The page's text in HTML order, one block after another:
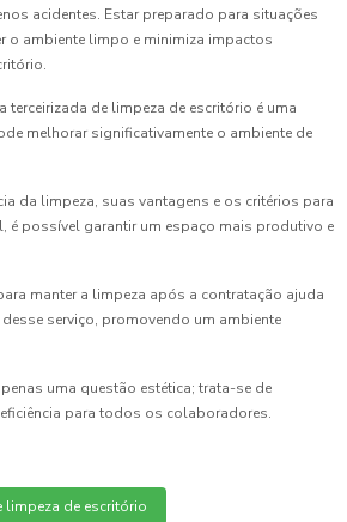
acidentes. Estar preparado para situações
o ambiente limpo e minimiza impactos
terceirizada de limpeza de escritório é uma
melhorar significativamente o ambiente de
da limpeza, suas vantagens e os critérios para
é possível garantir um espaço mais produtivo e
manter a limpeza após a contratação ajuda
serviço, promovendo um ambiente
uma questão estética; trata-se de
para todos os colaboradores.
limpeza de escritório